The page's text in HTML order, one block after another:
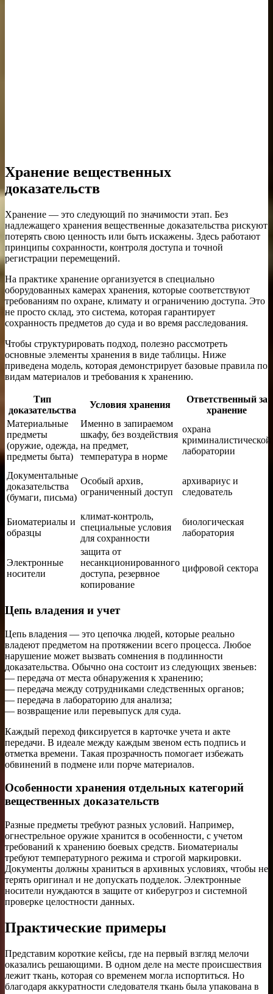
Хранение вещественных
доказательств
Хранение — это следующий по значимости этап. Без
надлежащего хранения вещественные доказательства рискуют
потерять свою ценность или быть искажены. Здесь работают
принципы сохранности, контроля доступа и точной
регистрации перемещений.
На практике хранение организуется в специально
оборудованных камерах хранения, которые соответствуют
требованиям по охране, климату и ограничению доступа. Это
не просто склад, это система, которая гарантирует
сохранность предметов до суда и во время расследования.
Чтобы структурировать подход, полезно рассмотреть
основные элементы хранения в виде таблицы. Ниже
приведена модель, которая демонстрирует базовые правила по
видам материалов и требования к хранению.
Тип
доказательства
Условия хранения
Ответственный за
хранение
Материальные
предметы
(оружие, одежда,
предметы быта)
Именно в запираемом
шкафу, без воздействия
на предмет,
температура в норме
охрана
криминалистической
лаборатории
Документальные
доказательства
(бумаги, письма)
Особый архив,
ограниченный доступ
архивариус и
следователь
Биоматериалы и
образцы
климат-контроль,
специальные условия
для сохранности
биологическая
лаборатория
Электронные
носители
защита от
несанкционированного
доступа, резервное
копирование
цифровой сектора
Цепь владения и учет
Цепь владения — это цепочка людей, которые реально
владеют предметом на протяжении всего процесса. Любое
нарушение может вызвать сомнения в подлинности
доказательства. Обычно она состоит из следующих звеньев:
— передача от места обнаружения к хранению;
— передача между сотрудниками следственных органов;
— передача в лабораторию для анализа;
— возвращение или перевыпуск для суда.
Каждый переход фиксируется в карточке учета и акте
передачи. В идеале между каждым звеном есть подпись и
отметка времени. Такая прозрачность помогает избежать
обвинений в подмене или порче материалов.
Особенности хранения отдельных категорий
вещественных доказательств
Разные предметы требуют разных условий. Например,
огнестрельное оружие хранится в особенности, с учетом
требований к хранению боевых средств. Биоматериалы
требуют температурного режима и строгой маркировки.
Документы должны храниться в архивных условиях, чтобы не
терять оригинал и не допускать подделок. Электронные
носители нуждаются в защите от киберугроз и системной
проверке целостности данных.
Практические примеры
Представим короткие кейсы, где на первый взгляд мелочи
оказались решающими. В одном деле на месте происшествия
лежит ткань, которая со временем могла испортиться. Но
благодаря аккуратности следователя ткань была упакована в